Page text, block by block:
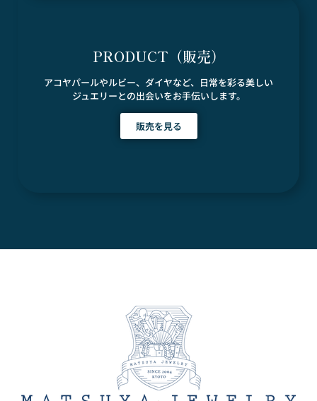
PRODUCT（販売）
アコヤパールやルビー、ダイヤなど、日常を彩る美しい
ジュエリーとの出会いをお手伝いします。
販売を見る